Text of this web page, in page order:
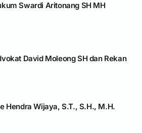
Swardi Aritonang SH MH
David Moleong SH dan Rekan
Hendra Wijaya, S.T., S.H., M.H.